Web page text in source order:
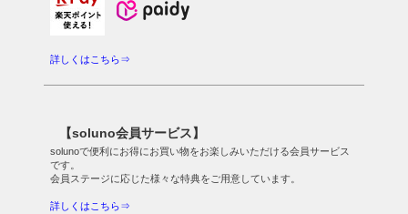
詳しくはこちら⇒
【soluno会員サービス】
solunoで便利にお得にお買い物をお楽しみいただける会員サービス
です。
会員ステージに応じた様々な特典をご用意しています。
詳しくはこちら⇒